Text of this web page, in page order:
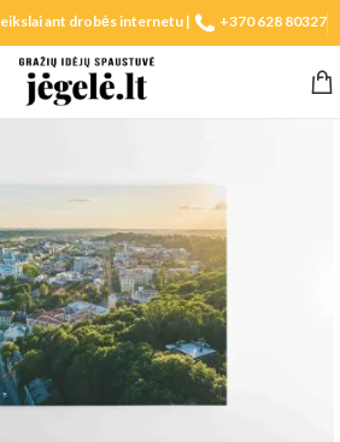
ant drobės internetu | +370 628 80327
padidinti